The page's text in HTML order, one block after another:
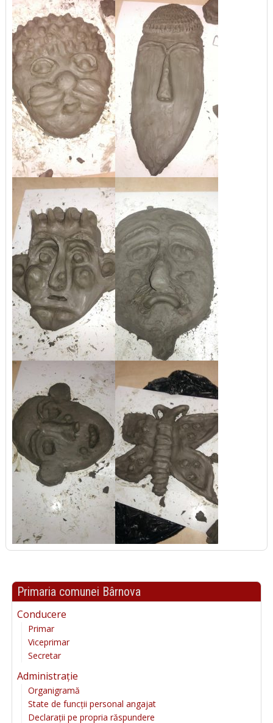
Primaria comunei Bârnova
Conducere
Primar
Viceprimar
Secretar
Administrație
Organigramă
State de funcții personal angajat
Declarații pe propria răspundere